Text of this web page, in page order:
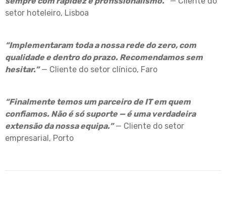
setor hoteleiro, Lisboa
“Implementaram toda a nossa rede do zero, com
qualidade e dentro do prazo. Recomendamos sem
hesitar.”— Cliente do setor clínico, Faro
“Finalmente temos um parceiro de IT em quem
confiamos. Não é só suporte — é uma verdadeira
extensão da nossa equipa.”— Cliente do setor
empresarial, Porto